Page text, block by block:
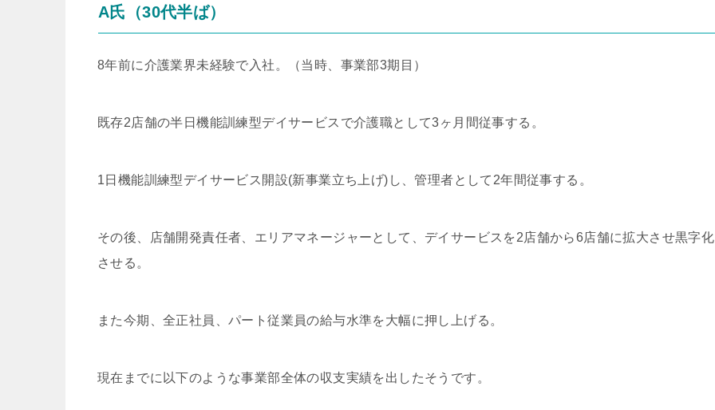
A氏（30代半ば）
8年前に介護業界未経験で入社。（当時、事業部3期目）
既存2店舗の半日機能訓練型デイサービスで介護職として3ヶ月間従事する。
1日機能訓練型デイサービス開設(新事業立ち上げ)し、管理者として2年間従事する。
その後、店舗開発責任者、エリアマネージャーとして、デイサービスを2店舗から6店舗に拡大させ黒字化
させる。
また今期、全正社員、パート従業員の給与水準を大幅に押し上げる。
現在までに以下のような事業部全体の収支実績を出したそうです。